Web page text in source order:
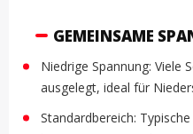
GEMEINSAME
Niedrige Spannung: Viele
ausgelegt, ideal für
Standardbereich: